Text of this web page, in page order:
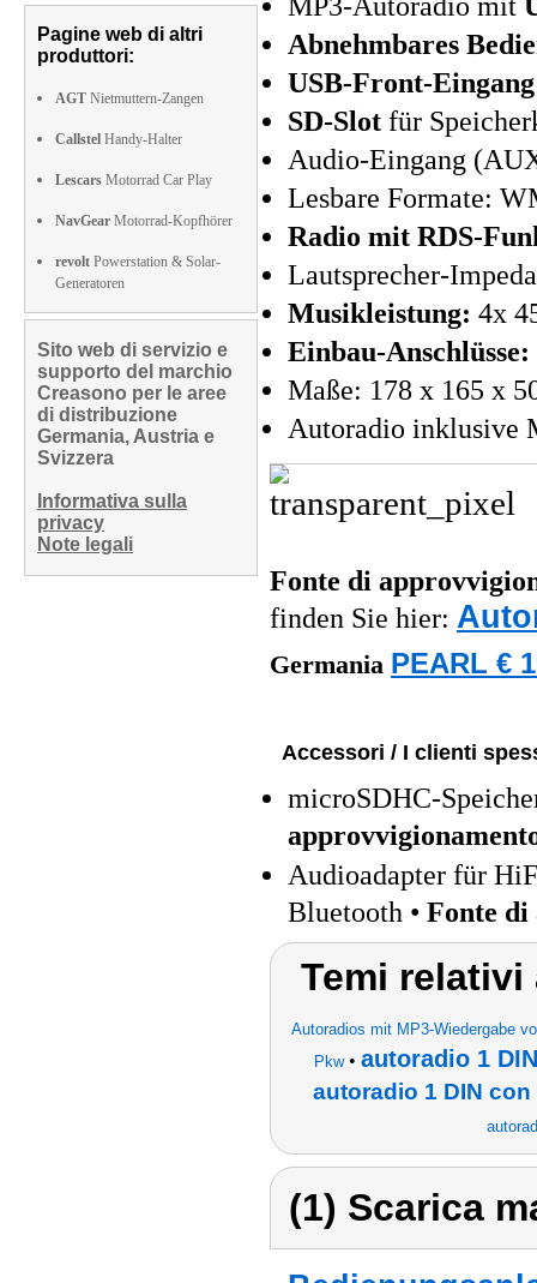
Pagine web di altri
produttori:
AGT Nietmuttern-Zangen
Callstel Handy-Halter
Lescars Motorrad Car Play
NavGear Motorrad-Kopfhörer
revolt Powerstation & Solar-
Generatoren
Sito web di servizio e
supporto del marchio
Creasono per le aree
di distribuzione
Germania, Austria e
Svizzera
Informativa sulla
privacy
Note legali
Abnehmbares
USB-Front-
SD-Slot für
Audio-Eingang
Lesbare Formate:
Radio mit RDS-
Lautsprecher-
Musikleistung: 4x
Einbau-Anschlüsse:
Maße: 178 x 165 x
Autoradio inklusive
Fonte di
finden Sie hier:
Germania PEARL €
Accessori / I clienti
microSDHC-
Audioadapter für
Bluetooth • Fonte di
Temi relativi
Autoradios mit MP3-Wiedergabe
Pkw• autoradio 1
autoradio 1 DIN
(1) Scarica